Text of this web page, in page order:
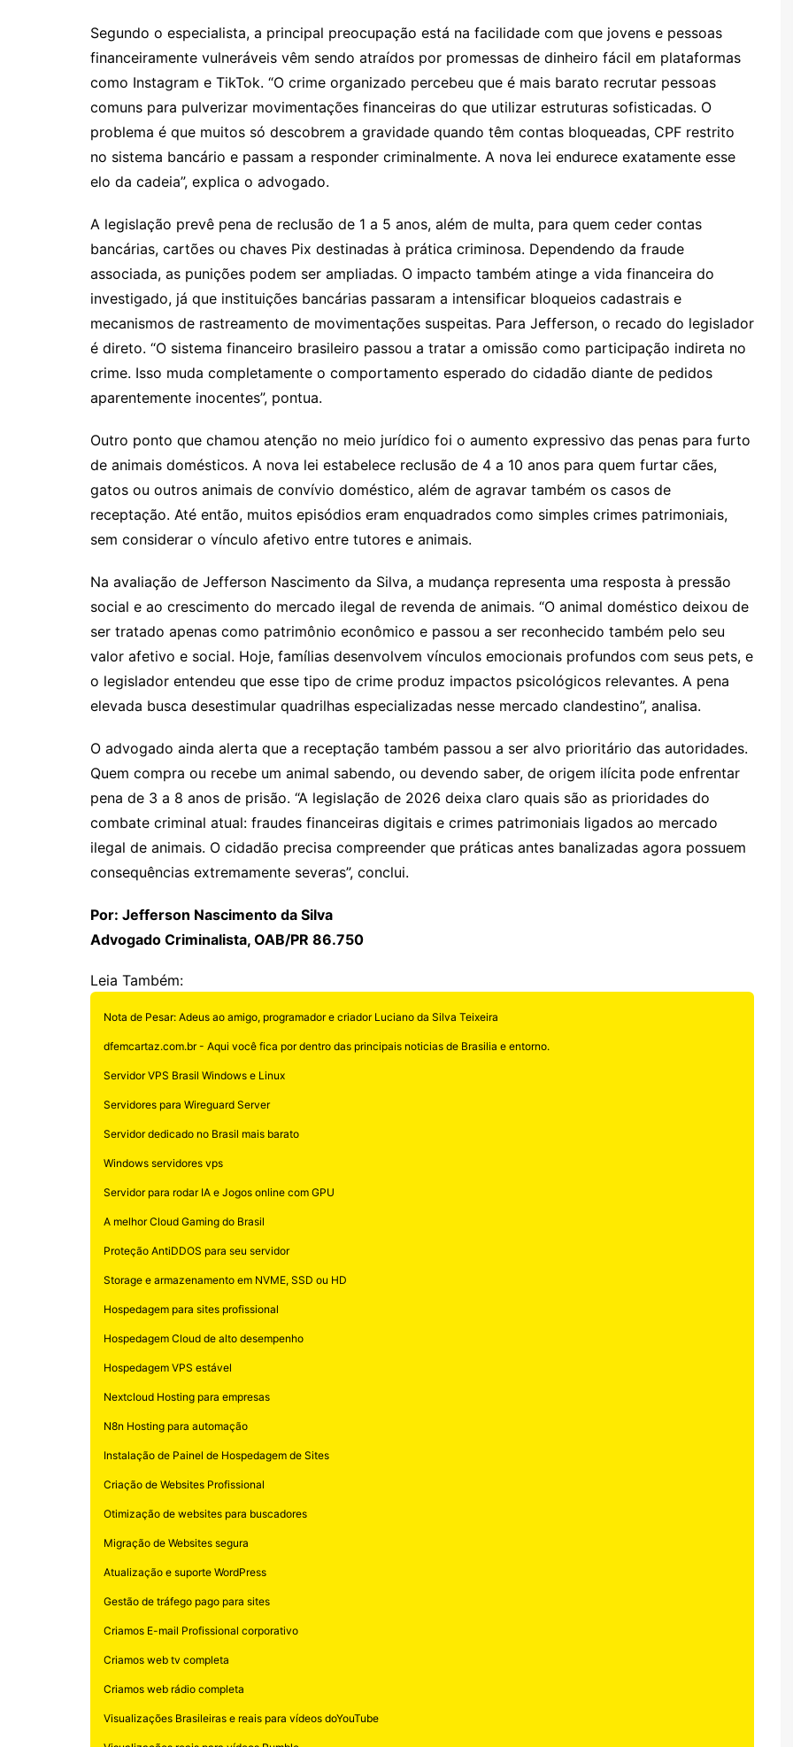
Segundo o especialista, a principal preocupação está na facilidade com que jovens e pessoas
financeiramente vulneráveis vêm sendo atraídos por promessas de dinheiro fácil em plataformas
como Instagram e TikTok. “O crime organizado percebeu que é mais barato recrutar pessoas
comuns para pulverizar movimentações financeiras do que utilizar estruturas sofisticadas. O
problema é que muitos só descobrem a gravidade quando têm contas bloqueadas, CPF restrito
no sistema bancário e passam a responder criminalmente. A nova lei endurece exatamente esse
elo da cadeia”, explica o advogado.
A legislação prevê pena de reclusão de 1 a 5 anos, além de multa, para quem ceder contas
bancárias, cartões ou chaves Pix destinadas à prática criminosa. Dependendo da fraude
associada, as punições podem ser ampliadas. O impacto também atinge a vida financeira do
investigado, já que instituições bancárias passaram a intensificar bloqueios cadastrais e
mecanismos de rastreamento de movimentações suspeitas. Para Jefferson, o recado do legislador
é direto. “O sistema financeiro brasileiro passou a tratar a omissão como participação indireta no
crime. Isso muda completamente o comportamento esperado do cidadão diante de pedidos
aparentemente inocentes”, pontua.
Outro ponto que chamou atenção no meio jurídico foi o aumento expressivo das penas para furto
de animais domésticos. A nova lei estabelece reclusão de 4 a 10 anos para quem furtar cães,
gatos ou outros animais de convívio doméstico, além de agravar também os casos de
receptação. Até então, muitos episódios eram enquadrados como simples crimes patrimoniais,
sem considerar o vínculo afetivo entre tutores e animais.
Na avaliação de Jefferson Nascimento da Silva, a mudança representa uma resposta à pressão
social e ao crescimento do mercado ilegal de revenda de animais. “O animal doméstico deixou de
ser tratado apenas como patrimônio econômico e passou a ser reconhecido também pelo seu
valor afetivo e social. Hoje, famílias desenvolvem vínculos emocionais profundos com seus pets, e
o legislador entendeu que esse tipo de crime produz impactos psicológicos relevantes. A pena
elevada busca desestimular quadrilhas especializadas nesse mercado clandestino”, analisa.
O advogado ainda alerta que a receptação também passou a ser alvo prioritário das autoridades.
Quem compra ou recebe um animal sabendo, ou devendo saber, de origem ilícita pode enfrentar
pena de 3 a 8 anos de prisão. “A legislação de 2026 deixa claro quais são as prioridades do
combate criminal atual: fraudes financeiras digitais e crimes patrimoniais ligados ao mercado
ilegal de animais. O cidadão precisa compreender que práticas antes banalizadas agora possuem
consequências extremamente severas”, conclui.
Por: Jefferson Nascimento da Silva
Advogado Criminalista, OAB/PR 86.750
Leia Também:
Nota de Pesar: Adeus ao amigo, programador e criador Luciano da Silva Teixeira
dfemcartaz.com.br - Aqui você fica por dentro das principais noticias de Brasilia e entorno.
Servidor VPS Brasil Windows e Linux
Servidores para Wireguard Server
Servidor dedicado no Brasil mais barato
Windows servidores vps
Servidor para rodar IA e Jogos online com GPU
A melhor Cloud Gaming do Brasil
Proteção AntiDDOS para seu servidor
Storage e armazenamento em NVME, SSD ou HD
Hospedagem para sites profissional
Hospedagem Cloud de alto desempenho
Hospedagem VPS estável
Nextcloud Hosting para empresas
N8n Hosting para automação
Instalação de Painel de Hospedagem de Sites
Criação de Websites Profissional
Otimização de websites para buscadores
Migração de Websites segura
Atualização e suporte WordPress
Gestão de tráfego pago para sites
Criamos E-mail Profissional corporativo
Criamos web tv completa
Criamos web rádio completa
Visualizações Brasileiras e reais para vídeos doYouTube